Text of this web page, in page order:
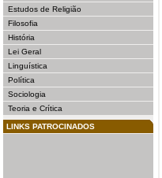
Estudos de Religião
Filosofia
História
Lei Geral
Linguística
Política
Sociologia
Teoria e Crítica
LINKS PATROCINADOS